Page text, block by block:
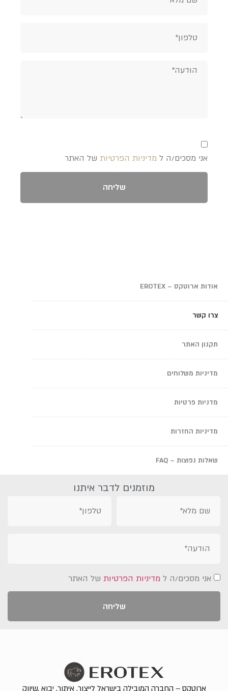
אודות ארוטקס – EROTEX
צרו קשר
תקנון האתר
מדיניות משלוחים
מדניות פרטיות
מדיניות החזרות
שאלות נפוצות – FAQ
אני מסכים/ה ל מדיניות הפרטיותשל האתר
שליחה
מוזמנים לדבר איתנו
אני מסכים/ה ל מדיניות הפרטיות של האתר
שליחה
ארוטקס – החברה המובילה בישראל לייצור, איתור, יבוא ,שיווק